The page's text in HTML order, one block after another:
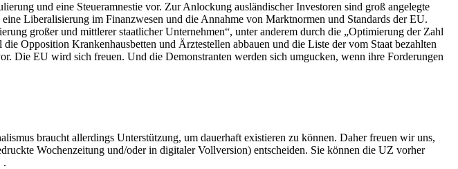
und eine Steueramnestie vor. Zur Anlockung ausländischer Investoren sind groß angelegte
Liberalisierung im Finanzwesen und die Annahme von Marktnormen und Standards der EU.
großer und mittlerer staatlicher Unternehmen“, unter anderem durch die „Optimierung der Zahl
Opposition Krankenhausbetten und Ärztestellen abbauen und die Liste der vom Staat bezahlten
Die EU wird sich freuen. Und die Demonstranten werden sich umgucken, wenn ihre Forderungen
braucht allerdings Unterstützung, um dauerhaft existieren zu können. Daher freuen wir uns,
Wochenzeitung und/oder in digitaler Vollversion) entscheiden. Sie können die UZ vorher
.